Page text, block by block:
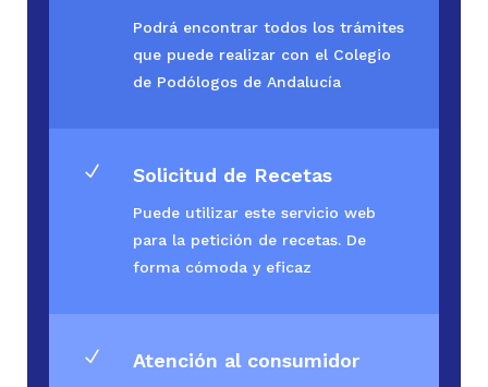
Podrá encontrar todos los trámites
que puede realizar con el Colegio
de Podólogos de Andalucía
N Solicitud de Recetas
Puede utilizar este servicio web
para la petición de recetas. De
forma cómoda y eficaz
N Atención al consumidor